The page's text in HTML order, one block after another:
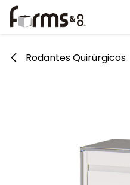
Ir al contenido
Rodantes Quirúrgicos